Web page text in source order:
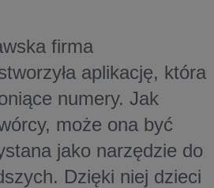
firma
aplikację, która
numery. Jak
może ona być
jako narzędzie do
Dzięki niej dzieci